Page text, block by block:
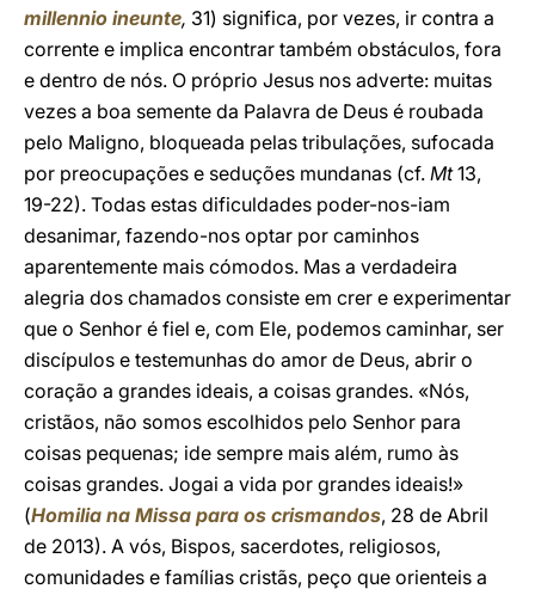
millennio ineunte, 31) significa, por vezes, ir contra a
corrente e implica encontrar também obstáculos, fora
e dentro de nós. O próprio Jesus nos adverte: muitas
vezes a boa semente da Palavra de Deus é roubada
pelo Maligno, bloqueada pelas tribulações, sufocada
por preocupações e seduções mundanas (cf. Mt13,
19-22). Todas estas dificuldades poder-nos-iam
desanimar, fazendo-nos optar por caminhos
aparentemente mais cómodos. Mas a verdadeira
alegria dos chamados consiste em crer e experimentar
que o Senhor é fiel e, com Ele, podemos caminhar, ser
discípulos e testemunhas do amor de Deus, abrir o
coração a grandes ideais, a coisas grandes. «Nós,
cristãos, não somos escolhidos pelo Senhor para
coisas pequenas; ide sempre mais além, rumo às
coisas grandes. Jogai a vida por grandes ideais!»
(Homilia na Missa para os crismandos, 28 de Abril
de 2013). A vós, Bispos, sacerdotes, religiosos,
comunidades e famílias cristãs, peço que orienteis a